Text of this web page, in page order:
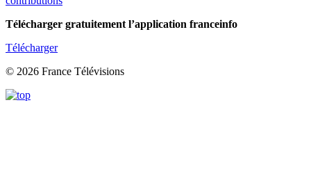
Télécharger gratuitement l’application franceinfo
Télécharger
© 2026 France Télévisions